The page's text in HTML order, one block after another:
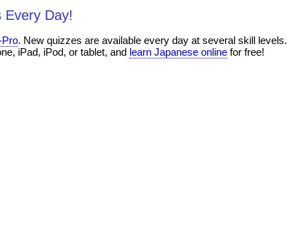
Day!
Pro. New quizzes are available every day at several skill levels.
iPad, iPod, or tablet, and learn Japanese online for free!